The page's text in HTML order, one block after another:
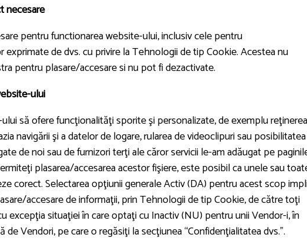
necesare
pentru functionarea website-ului, inclusiv cele pentru
de dvs. cu privire la Tehnologii de tip Cookie. Acestea nu
pentru plasare/accesare si nu pot fi dezactivate.
ului
să ofere funcţionalităţi sporite şi personalizate, de exemplu reţinerea
navigării şi a datelor de logare, rularea de videoclipuri sau
de noi sau de furnizori terţi ale căror servicii le-am adăugat pe
plasarea/accesarea acestor fişiere, este posibil ca unele sau
corect. Selectarea opţiunii generale Activ (DA) pentru acest scop
accesare de informaţii, prin Tehnologii de tip Cookie, de către toţi
excepţia situaţiei în care optaţi cu Inactiv (NU) pentru unii Vendor-i, în
de Vendori, pe care o regăsiţi la secţiunea “Confidenţialitatea dvs.”.